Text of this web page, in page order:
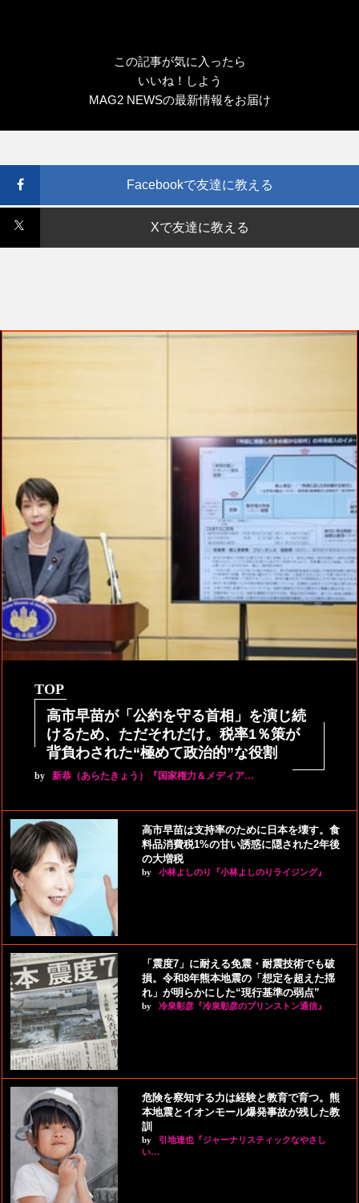
この記事が気に入ったら
いいね！しよう
MAG2 NEWSの最新情報をお届け
Facebookで友達に教える
Xで友達に教える
TOP
高市早苗が「公約を守る首相」を演じ続
けるため、ただそれだけ。税率1％策が
背負わされた“極めて政治的”な役割
by 新恭（あらたきょう）『国家権力＆メディア…
高市早苗は支持率のために日本を壊す。食
料品消費税1%の甘い誘惑に隠された2年後
の大増税
by 小林よしのり『小林よしのりライジング』
「震度7」に耐える免震・耐震技術でも破
損。令和8年熊本地震の「想定を超えた揺
れ」が明らかにした“現行基準の弱点”
by 冷泉彰彦『冷泉彰彦のプリンストン通信』
危険を察知する力は経験と教育で育つ。熊
本地震とイオンモール爆発事故が残した教
訓
by
引地達也『ジャーナリスティックなやさし
い…